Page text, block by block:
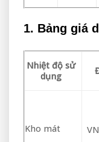
1. Bảng giá
Nhiệt độ sử
dụng
Kho mát